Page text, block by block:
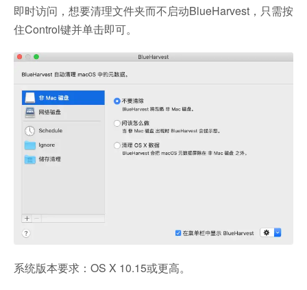
即时访问，想要清理文件夹而不启动BlueHarvest，只需按
住Control键并单击即可。
系统版本要求：OS X 10.15或更高。